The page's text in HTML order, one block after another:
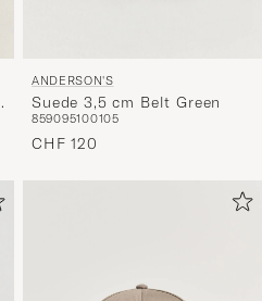
ANDERSON'S
Suede 3,5 cm Belt Green
859095100105
CHF 120